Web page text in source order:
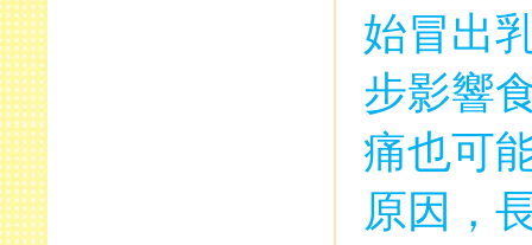
始冒出
步影響
痛也可
原因，